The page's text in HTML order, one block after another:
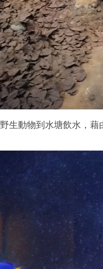
野生動物到水塘飲水，